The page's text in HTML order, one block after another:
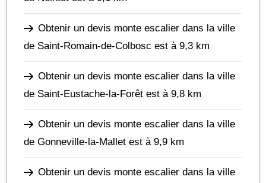
Obtenir un devis monte escalier dans la ville
de Saint-Romain-de-Colbosc est à 9,3 km
Obtenir un devis monte escalier dans la ville
de Saint-Eustache-la-Forêt est à 9,8 km
Obtenir un devis monte escalier dans la ville
de Gonneville-la-Mallet est à 9,9 km
Obtenir un devis monte escalier dans la ville